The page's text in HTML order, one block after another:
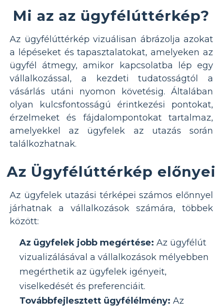
Mi az az ügyfélúttérkép?
Az ügyfélúttérkép vizuálisan ábrázolja azokat
a lépéseket és tapasztalatokat, amelyeken az
ügyfél átmegy, amikor kapcsolatba lép egy
vállalkozással, a kezdeti tudatosságtól a
vásárlás utáni nyomon követésig. Általában
olyan kulcsfontosságú érintkezési pontokat,
érzelmeket és fájdalompontokat tartalmaz,
amelyekkel az ügyfelek az utazás során
találkozhatnak.
Az Ügyfélúttérkép előnyei
Az ügyfelek utazási térképei számos előnnyel
járhatnak a vállalkozások számára, többek
között:
Az ügyfelek jobb megértése: Az ügyfélút
vizualizálásával a vállalkozások mélyebben
megérthetik az ügyfelek igényeit,
viselkedését és preferenciáit.
Továbbfejlesztett ügyfélélmény: Az